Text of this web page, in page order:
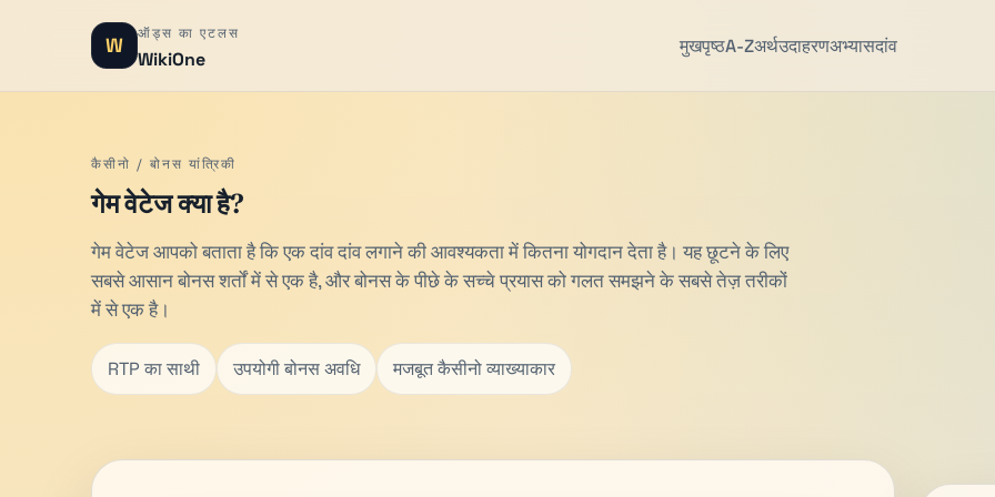
W ऑड्स का एटलस
WikiOne
मुखपृष्ठA-Zअर्थउदाहरणअभ्यासदांव
कैसीनो / ​​बोनस यांत्रिकी
गेम वेटेज क्या है?
गेम वेटेज आपको बताता है कि एक दांव दांव लगाने की आवश्यकता में कितना योगदान देता है। यह छूटने के लिए
सबसे आसान बोनस शर्तों में से एक है, और बोनस के पीछे के सच्चे प्रयास को गलत समझने के सबसे तेज़ तरीकों
में से एक है।
RTP का साथी उपयोगी बोनस अवधि मजबूत कैसीनो व्याख्याकार